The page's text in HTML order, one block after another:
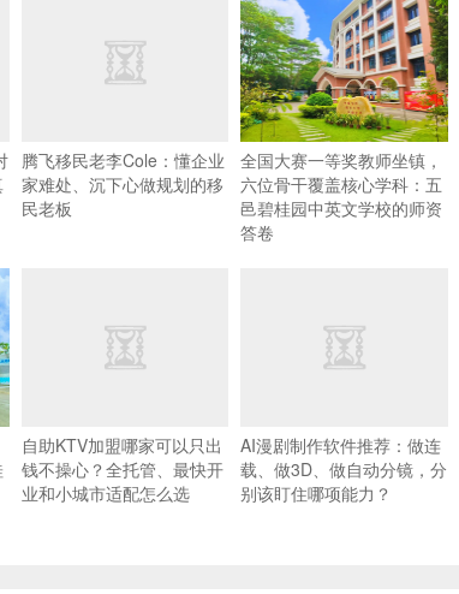
腾飞移民老李Cole：懂企业
家难处、沉下心做规划的移
民老板
全国大赛一等奖教师坐镇，
六位骨干覆盖核心学科：五
邑碧桂园中英文学校的师资
答卷
自助KTV加盟哪家可以只出
钱不操心？全托管、最快开
业和小城市适配怎么选
AI漫剧制作软件推荐：做连
载、做3D、做自动分镜，分
别该盯住哪项能力？